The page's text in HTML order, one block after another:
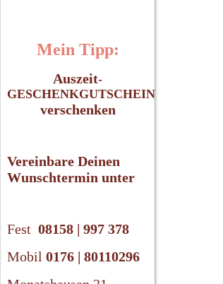
Mein Tipp:
Auszeit-
GESCHENKGUTSCHEIN
verschenken
Vereinbare Deinen
Wunschtermin unter
Fest 08158 | 997 378
Mobil 0176 | 80110296